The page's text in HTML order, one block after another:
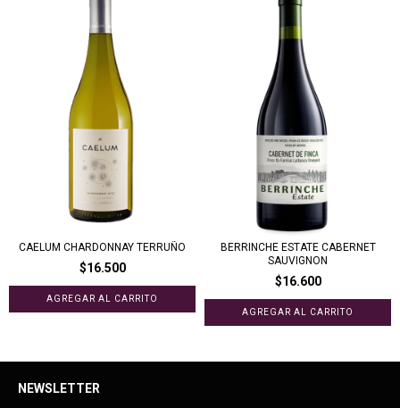
CAELUM CHARDONNAY TERRUÑO
$16.500
BERRINCHE ESTATE CABERNET
SAUVIGNON
$16.600
NEWSLETTER